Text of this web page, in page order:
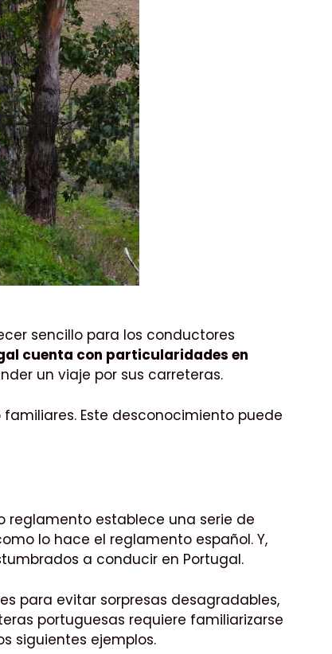
sencillo para los conductores
cuenta con particularidades en
un viaje por sus carreteras.
Este desconocimiento puede
reglamento establece una serie de
lo hace el reglamento español. Y,
a conducir en Portugal.
para evitar sorpresas desagradables,
portuguesas requiere familiarizarse
siguientes ejemplos.